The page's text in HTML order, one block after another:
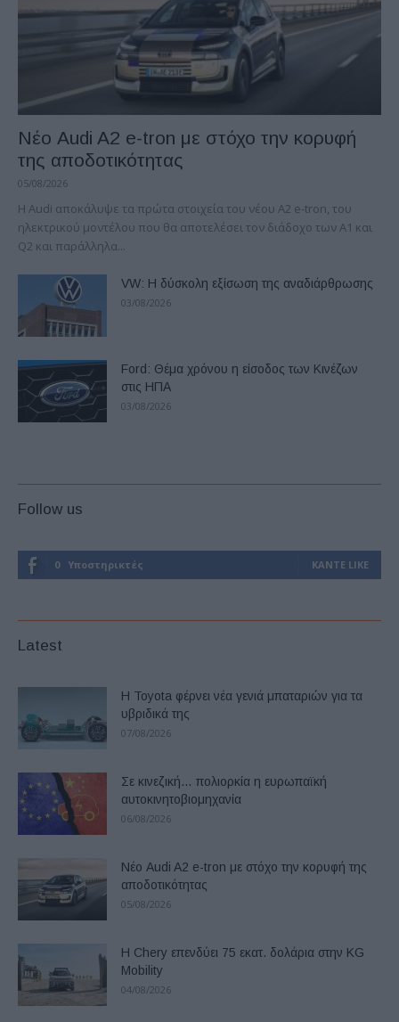
Νέο Audi A2 e-tron με στόχο την κορυφή
της αποδοτικότητας
05/08/2026
Η Audi αποκάλυψε τα πρώτα στοιχεία του νέου A2 e-tron, του
ηλεκτρικού μοντέλου που θα αποτελέσει τον διάδοχο των A1 και
Q2 και παράλληλα...
VW: Η δύσκολη εξίσωση της αναδιάρθρωσης
03/08/2026
Ford: Θέμα χρόνου η είσοδος των Κινέζων
στις ΗΠΑ
03/08/2026
Follow us
0 Υποστηρικτές ΚΆΝΤΕ LIKE
Latest
Η Toyota φέρνει νέα γενιά μπαταριών για τα
υβριδικά της
07/08/2026
Σε κινεζική… πολιορκία η ευρωπαϊκή
αυτοκινητοβιομηχανία
06/08/2026
Νέο Audi A2 e-tron με στόχο την κορυφή της
αποδοτικότητας
05/08/2026
Η Chery επενδύει 75 εκατ. δολάρια στην KG
Mobility
04/08/2026